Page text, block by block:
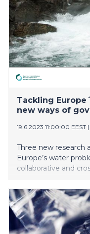
Tackling
new ways of
19.6.2023 11:00:00 EEST |
Three new research
Europe’s water
collaborative and